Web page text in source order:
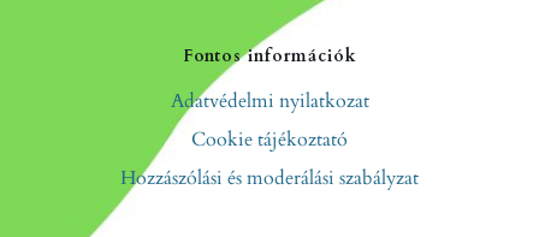
Fontos információk
Adatvédelmi nyilatkozat
Cookie tájékoztató
Hozzászólási és moderálási szabályzat